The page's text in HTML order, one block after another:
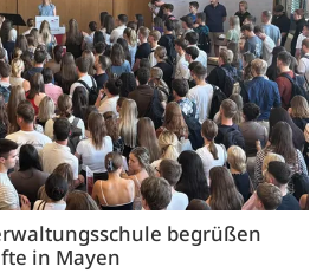
begrüßen
in Mayen